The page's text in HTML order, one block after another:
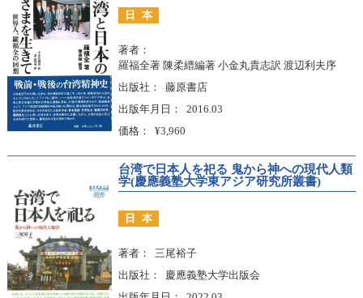
日本
著者
羅福全著 陳柔縉編著 小金丸貴志訳 渡辺利夫序
出版社
藤原書店
出版年月日
2016.03
価格
¥3,960
台湾で日本人を祀る 鬼から神への現代人類
学(慶應義塾大学東アジア研究所叢書)
日本
著者
三尾裕子
出版社
慶應義塾大学出版会